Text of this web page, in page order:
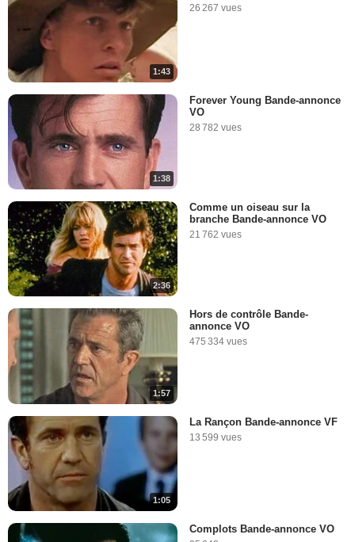
1:43
26 267 vues
1:38
Forever Young Bande-annonce
VO
28 782 vues
2:36
Comme un oiseau sur la
branche Bande-annonce VO
21 762 vues
1:57
Hors de contrôle Bande-
annonce VO
475 334 vues
1:05
La Rançon Bande-annonce VF
13 599 vues
Complots Bande-annonce VO